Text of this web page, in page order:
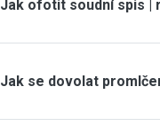
Jak ofotit soudní spis |
Jak se dovolat